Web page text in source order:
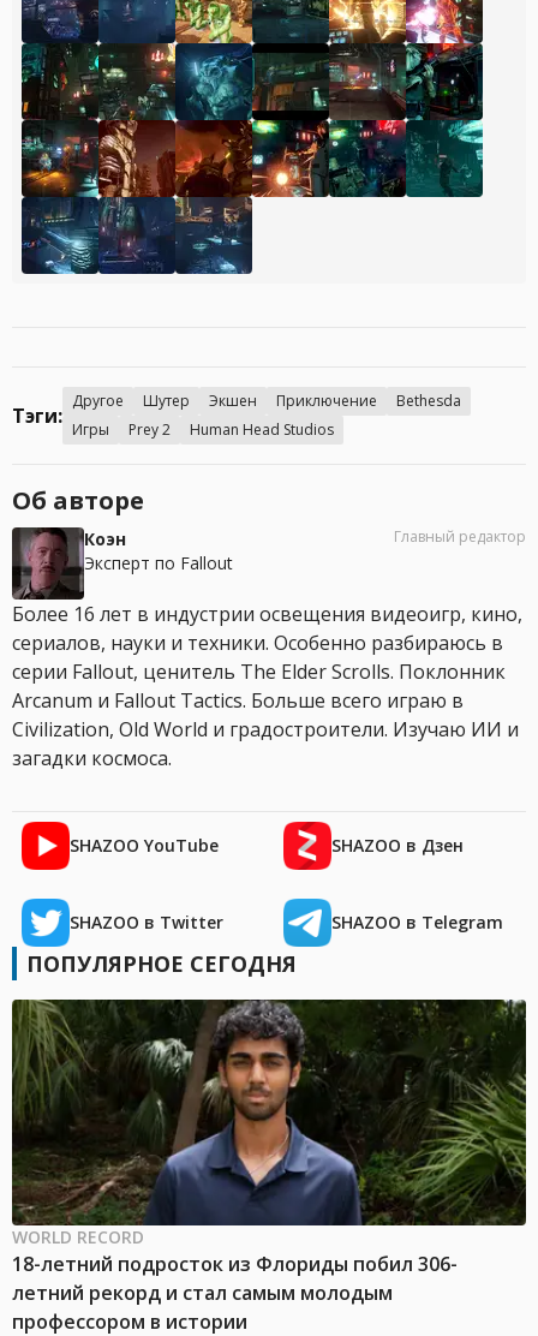
Тэги:
Другое Шутер Экшен Приключение
Bethesda
Игры
Prey 2 Human Head Studios
Об авторе
Коэн
Эксперт по Fallout
Главный редактор
Более 16 лет в индустрии освещения видеоигр, кино,
сериалов, науки и техники. Особенно разбираюсь в
серии Fallout, ценитель The Elder Scrolls. Поклонник
Arcanum и Fallout Tactics. Больше всего играю в
Civilization, Old World и градостроители. Изучаю ИИ и
загадки космоса.
SHAZOO YouTube SHAZOO в Дзен
SHAZOO в Twitter SHAZOO в Telegram
ПОПУЛЯРНОЕ СЕГОДНЯ
WORLD RECORD
18-летний подросток из Флориды побил 306-
летний рекорд и стал самым молодым
профессором в истории